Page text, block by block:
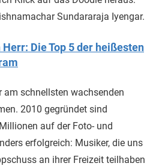
Sundararaja Iyengar.
Die Top 5 der heißesten
am schnellsten wachsenden
2010 gegründet sind
auf der Foto- und
erfolgreich: Musiker, die uns
an ihrer Freizeit teilhaben